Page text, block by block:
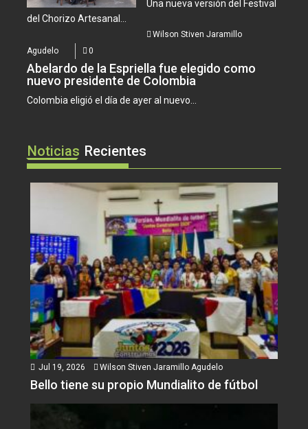
Una nueva versión del Festival
del Chorizo Artesanal...
Wilson Stiven Jaramillo
Agudelo
0
Abelardo de la Espriella fue elegido como
nuevo presidente de Colombia
Colombia eligió el día de ayer al nuevo...
Noticias Recientes
Jul 19, 2026 Wilson Stiven Jaramillo Agudelo
Bello tiene su propio Mundialito de fútbol